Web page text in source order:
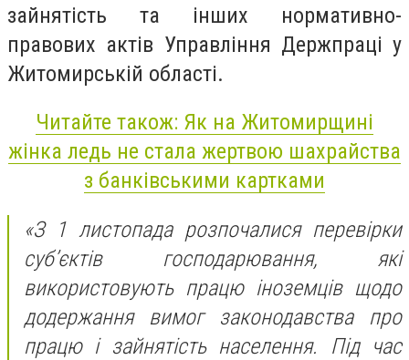
зайнятість та інших нормативно-
правових актів Управління Держпраці у
Житомирській області.
Читайте також: Як на Житомирщині
жінка ледь не стала жертвою шахрайства
з банківськими картками
«З 1 листопада розпочалися перевірки
суб’єктів господарювання, які
використовують працю іноземців щодо
додержання вимог законодавства про
працю і зайнятість населення. Під час